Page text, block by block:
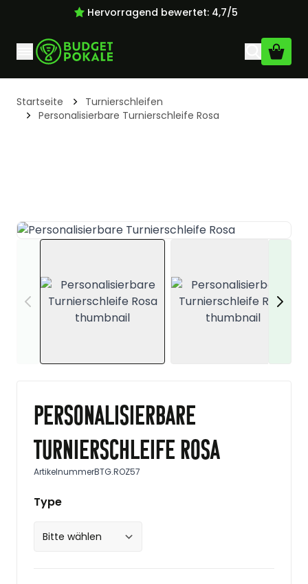
Hervorragend bewertet: 4,7/5
Startseite
Turnierschleifen
Personalisierbare Turnierschleife Rosa
View larger image View larger
Personalisierbare
Turnierschleife Rosa
ArtikelnummerBTG.ROZ57
Type